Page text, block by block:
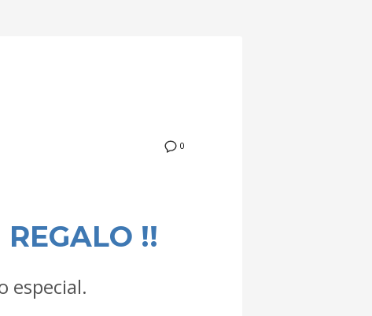
0
REGALO !!
especial.